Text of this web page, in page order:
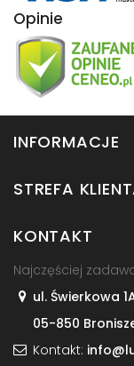
Opinie
INFORMACJE
STREFA
KONTAKT
Najczęściej
ul. Świerkowa
05-850
Kontakt: